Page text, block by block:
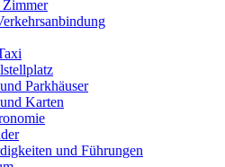
Zimmer
Parkhäuser
Karten
und Führungen